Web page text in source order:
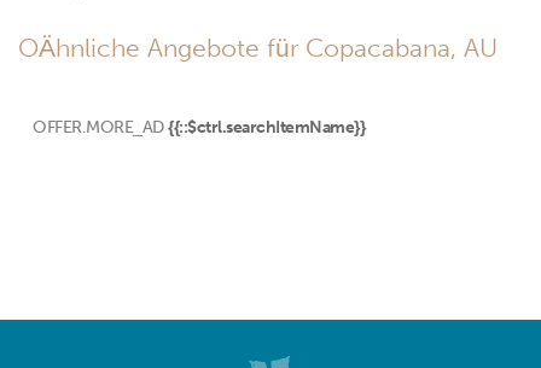
OÄhnliche Angebote für Copacabana, AU
OFFER.MORE_AD {{::$ctrl.searchItemName}}